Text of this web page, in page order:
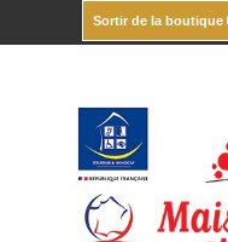
Sortir de la boutique